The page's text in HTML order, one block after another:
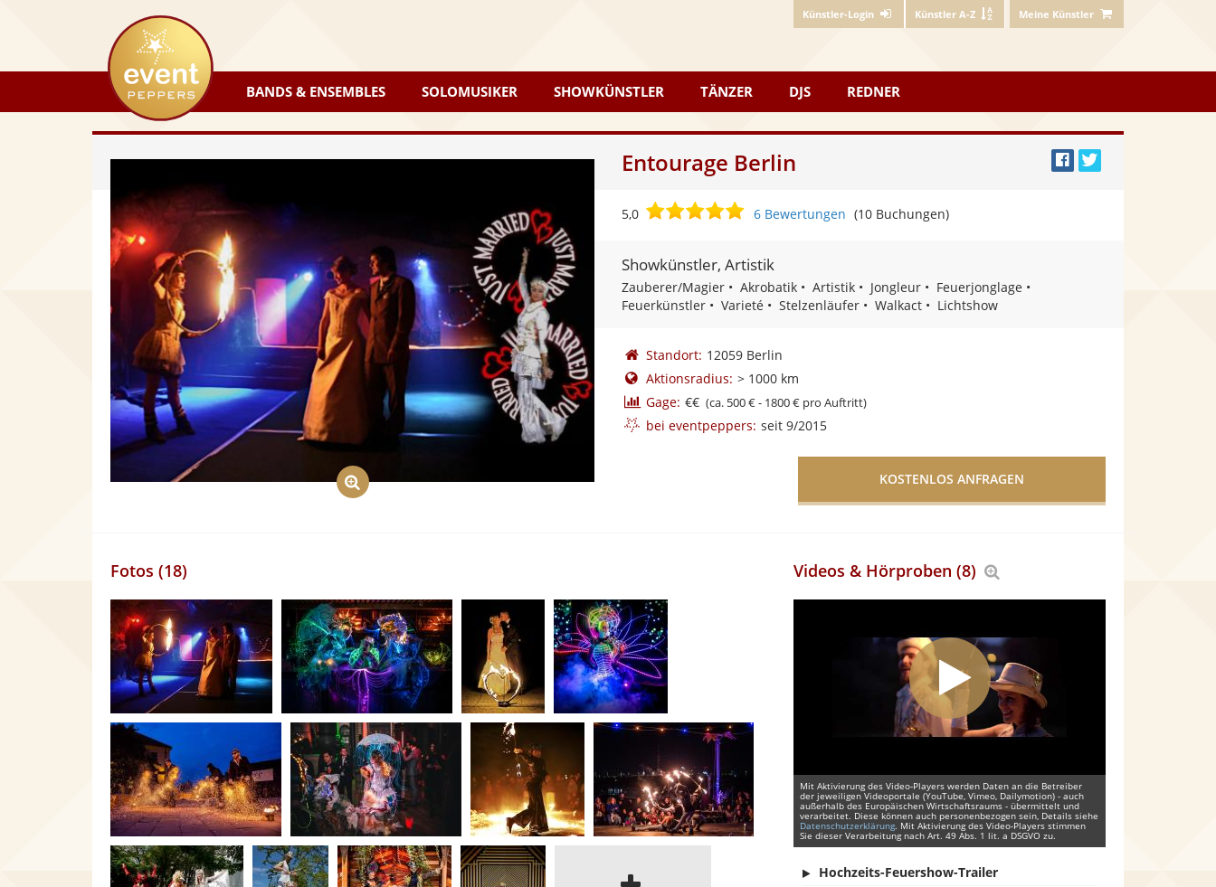
Künstler-Login Künstler A-Z Meine Künstler
eventpeppers
BANDS & ENSEMBLES SOLOMUSIKER SHOWKÜNSTLER TÄNZER DJS REDNER
Entourage Berlin
5,0
5,0
Sternen
6 Bewertungen (10 Buchungen)
Showkünstler, Artistik
Zauberer/Magier Akrobatik Artistik Jongleur
Feuerjonglage
Feuerkünstler
Varieté Stelzenläufer Walkact Lichtshow
Standort: 12059 Berlin
Aktionsradius: > 1000 km
Gage: €€ (ca. 500 € - 1800 € pro Auftritt)
bei eventpeppers: seit 9/2015
Fotos (18) Videos & Hörproben (8)
Mit Aktivierung des Video-Players werden Daten an die Betreiber
der jeweiligen Videoportale (YouTube, Vimeo, Dailymotion) - auch
außerhalb des Europäischen Wirtschaftsraums - übermittelt und
verarbeitet. Diese können auch personenbezogen sein, Details siehe
Datenschutzerklärung. Mit Aktivierung des Video-Players stimmen
Sie dieser Verarbeitung nach Art. 49 Abs. 1 lit. a DSGVO zu.
Hochzeits-Feuershow-Trailer